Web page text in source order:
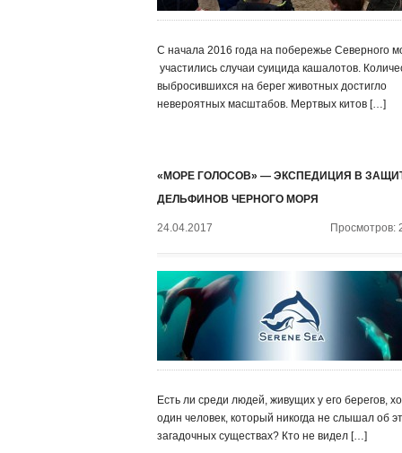
С начала 2016 года на побережье Северного
участились случаи суицида кашалотов.
выбросившихся на берег животных достигло
невероятных масштабов. Мертвых китов […]
«МОРЕ ГОЛОСОВ» — ЭКСПЕДИЦИЯ В
ДЕЛЬФИНОВ ЧЕРНОГО МОРЯ
24.04.2017 Просмотров:
Есть ли среди людей, живущих у его берегов,
один человек, который никогда не слышал об
загадочных существах? Кто не видел […]